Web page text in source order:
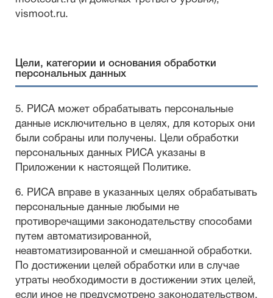
vismoot.ru.
Цели, категории и основания обработки
персональных данных
5. РИСА может обрабатывать персональные
данные исключительно в целях, для которых они
были собраны или получены. Цели обработки
персональных данных РИСА указаны в
Приложении к настоящей Политике.
6. РИСА вправе в указанных целях обрабатывать
персональные данные любыми не
противоречащими законодательству способами
путем автоматизированной,
неавтоматизированной и смешанной обработки.
По достижении целей обработки или в случае
утраты необходимости в достижении этих целей,
если иное не предусмотрено законодательством,